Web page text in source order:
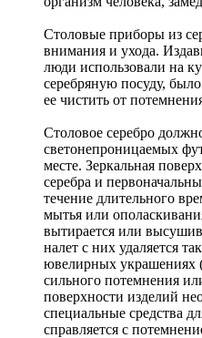
Столовые приборы из
внимания и ухода.
люди использовали на
серебряную посуду,
ее чистить от
Столовое серебро
светонепроницаемых
месте. Зеркальная
серебра и
течение длительного
мытья или
вытирается или
налет с них удаляется
ювелирных украшениях
сильного потемнения
поверхности изделий
специальные средства
справляется с